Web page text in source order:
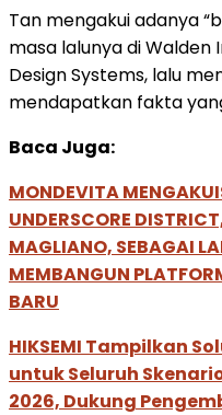
Tan mengakui adanya
masa lalunya di
Design Systems, lalu
mendapatkan fakta
Baca Juga:
MONDEVITA
UNDERSCORE
MAGLIANO, SEBAGAI
MEMBANGUN
BARU
HIKSEMI Tampilkan
untuk Seluruh
2026, Dukung